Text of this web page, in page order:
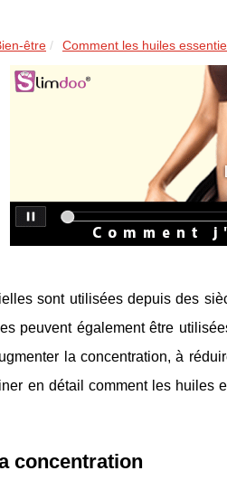
être Comment les huiles
sont utilisées depuis des
peuvent également être
la concentration, à
en détail comment les huiles
concentration